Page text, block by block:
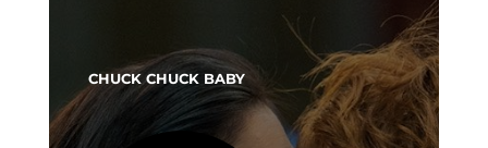
CHUCK CHUCK BABY